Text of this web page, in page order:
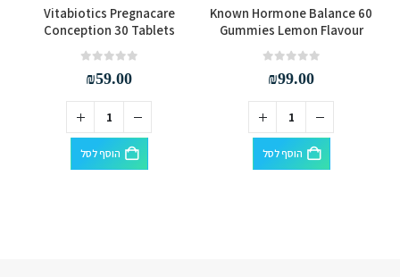
Known Hormone Balance 60
Gummies Lemon Flavour
₪99.00
הוסף לסל
Vitabiotics Pregnacare
Conception 30 Tablets
₪59.00
הוסף לסל